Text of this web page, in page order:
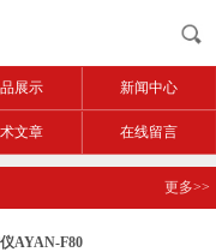
展示 新闻中心
文章 在线留言
更多>>
AYAN-F80